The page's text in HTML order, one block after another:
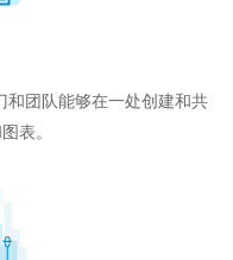
和团队能够在一处创建和共
表。